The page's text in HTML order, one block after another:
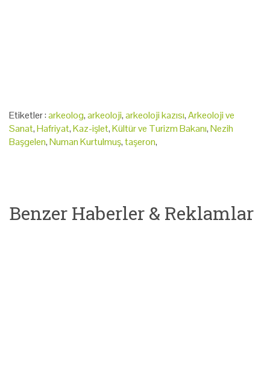
Etiketler :arkeolog,arkeoloji,arkeoloji kazısı,Arkeoloji ve
Sanat,Hafriyat,Kaz-işlet,Kültür ve Turizm Bakanı,Nezih
Başgelen,Numan Kurtulmuş,taşeron,
Benzer Haberler & Reklamlar